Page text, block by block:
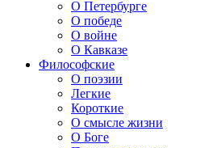
О Петербурге
О победе
О войне
О Кавказе
Философские
О поэзии
Легкие
Короткие
О смысле жизни
О Боге